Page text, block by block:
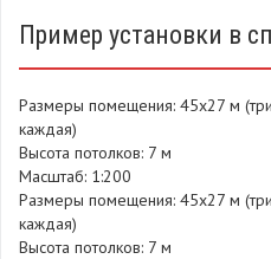
Пример установки в
Размеры помещения: 45х27 м
каждая)
Высота потолков: 7 м
Масштаб: 1:200
Размеры помещения: 45х27 м
каждая)
Высота потолков: 7 м